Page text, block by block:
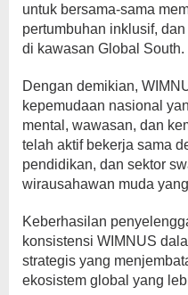
untuk bersama-sama
pertumbuhan inklusif,
di kawasan Global South.
Dengan demikian,
kepemudaan nasional
mental, wawasan, dan
telah aktif bekerja sama
pendidikan, dan sektor
wirausahawan muda
Keberhasilan
konsistensi WIMNUS
strategis yang
ekosistem global yang